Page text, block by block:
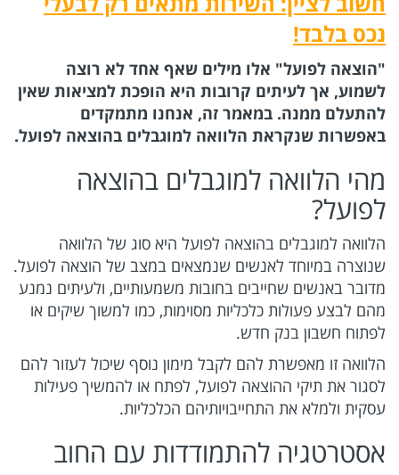
נכס בלבד!
"הוצאה לפועל" אלו מילים שאף אחד לא רוצה
לשמוע, אך לעיתים קרובות היא הופכת למציאות שאין
להתעלם ממנה. במאמר זה, אנחנו מתמקדים
באפשרות שנקראת הלוואה למוגבלים בהוצאה לפועל.
מהי הלוואה למוגבלים בהוצאה
לפועל?
הלוואה למוגבלים בהוצאה לפועל היא סוג של הלוואה
שנוצרה במיוחד לאנשים שנמצאים במצב של הוצאה לפועל.
מדובר באנשים שחייבים בחובות משמעותיים, ולעיתים נמנע
מהם לבצע פעולות כלכליות מסוימות, כמו למשוך שיקים או
לפתוח חשבון בנק חדש.
הלוואה זו מאפשרת להם לקבל מימון נוסף שיכול לעזור להם
לסגור את תיקי ההוצאה לפועל, לפתח או להמשיך פעילות
עסקית ולמלא את התחייבויותיהם הכלכליות.
אסטרטגיה להתמודדות עם החוב